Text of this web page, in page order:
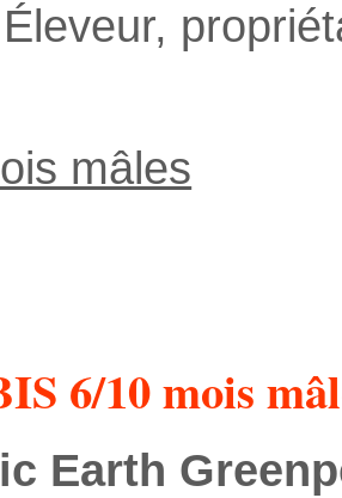
Éleveur,
mâles
6/10 mois
Earth